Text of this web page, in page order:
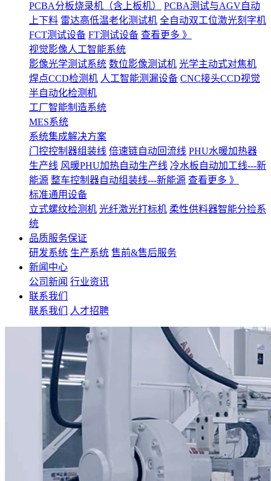
PCBA分板烧录机（含上板机）
PCBA测试与AGV自动
上下料 雷达高低温老化测试机 全自动双工位激光刻字机
FCT测试设备 FT测试设备 查看更多 》
视觉影像人工智能系统
影像光学测试系统 数位影像测试机 光学主动式对焦机
焊点CCD检测机 人工智能测漏设备 CNC接头CCD视觉
半自动化检测机
工厂智能制造系统
MES系统
系统集成解决方案
门控控制器组装线 倍速链自动回流线 PHU水暖加热器
生产线 风暖PHU加热自动生产线 冷水板自动加工线---新
能源 整车控制器自动组装线---新能源 查看更多 》
标准通用设备
立式螺纹检测机 光纤激光打标机 柔性供料器智能分捡系
统
品质服务保证
研发系统 生产系统 售前&售后服务
新闻中心
公司新闻 行业资讯
联系我们
联系我们
人才招聘